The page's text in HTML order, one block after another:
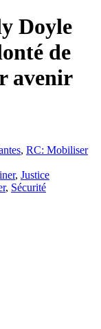
Doyle
de
avenir
, RC: Mobiliser
, Justice
, Sécurité